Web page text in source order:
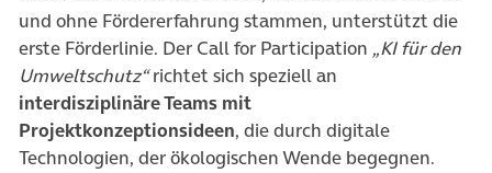
und ohne Fördererfahrung stammen, unterstützt die
erste Förderlinie. Der Call for Participation „KI für den
Umweltschutz“richtet sich speziell an
interdisziplinäre Teams mit
Projektkonzeptionsideen, die durch digitale
Technologien, der ökologischen Wende begegnen.